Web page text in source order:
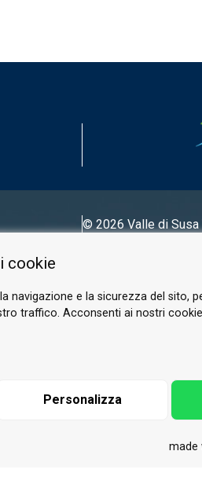
© 2026 Valle di Susa
cookie
navigazione e la sicurezza del sito,
traffico. Acconsenti ai nostri
Personalizza
made